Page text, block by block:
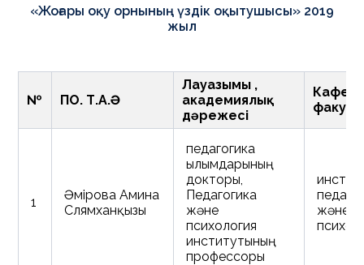
«Жоғары оқу орнының үздік оқытушысы» 2019
жыл
№ ПОҚ. Т.А.Ә
Лауазымы ,
академиялық
дәрежесі
1
Әмірова Амина
Слямханқызы
педагогика
ғылымдарының
докторы,
Педагогика
және
психология
институтының
профессоры
және